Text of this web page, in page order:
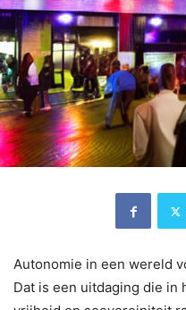
Autonomie in een wereld
Dat is een uitdaging die in